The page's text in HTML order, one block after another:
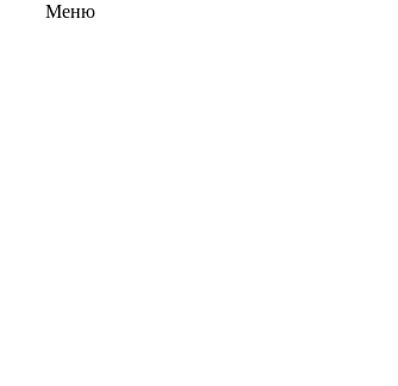
Меню